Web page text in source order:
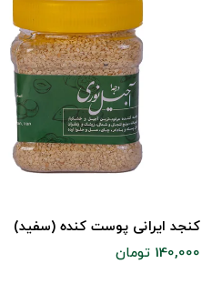
کنجد ایرانی پوست کنده (سفید)
140,000 تومان